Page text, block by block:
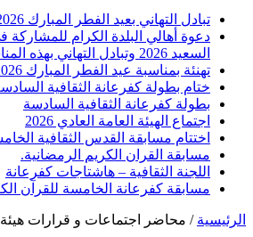
تبادل التهاني بعيد الفطر المبارك 2026
دعوة أهالي البلدة الكرام للمشاركة
السعيد 2026 وتبادل التهاني بهذه المناسبة المباركة.
تهنئة بمناسبة عيد الفطر المبارك 2026
ختام بطولة كفرعانة الثقافية
بطولة كفرعانة الثقافية السادسة
اجتماع الهيئة العامة العادي 2026
اختتام مسابقة القدس الثقافية
مسابقة القران الكريم الرمضانية.
اللجنة الثقافية – هاشتاجات كفرعانة
مسابقة كفرعانة الخامسة للقرآن
الرئيسية / محاضر اجتماعات و قرارات هيئة